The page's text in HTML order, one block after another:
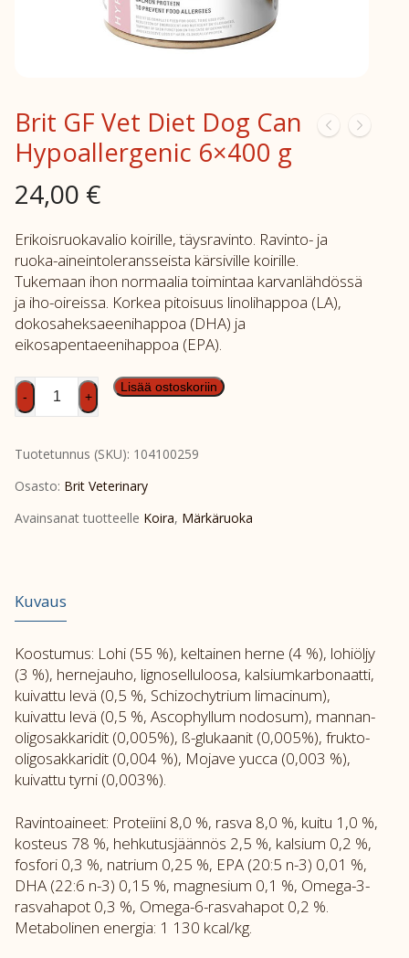
Brit GF Vet Diet Dog Can
Hypoallergenic 6×400 g
24,00 €
Erikoisruokavalio koirille, täysravinto. Ravinto- ja
ruoka-aineintoleransseista kärsiville koirille.
Tukemaan ihon normaalia toimintaa karvanlähdössä
ja iho-oireissa. Korkea pitoisuus linolihappoa (LA),
dokosaheksaeenihappoa (DHA) ja
eikosapentaeenihappoa (EPA).
Brit
GF
Diet
Dog
Hypoallergenic
määrä
- +
Lisää ostoskoriin
Tuotetunnus (SKU): 104100259
Osasto: Brit Veterinary
Avainsanat tuotteelle Koira, Märkäruoka
Kuvaus
Koostumus: Lohi (55 %), keltainen herne (4 %), lohiöljy
(3 %), hernejauho, lignoselluloosa, kalsiumkarbonaatti,
kuivattu levä (0,5 %, Schizochytrium limacinum),
kuivattu levä (0,5 %, Ascophyllum nodosum), mannan-
oligosakkaridit (0,005%), ß-glukaanit (0,005%), frukto-
oligosakkaridit (0,004 %), Mojave yucca (0,003 %),
kuivattu tyrni (0,003%).
Ravintoaineet: Proteiini 8,0 %, rasva 8,0 %, kuitu 1,0 %,
kosteus 78 %, hehkutusjäännös 2,5 %, kalsium 0,2 %,
fosfori 0,3 %, natrium 0,25 %, EPA (20:5 n-3) 0,01 %,
DHA (22:6 n-3) 0,15 %, magnesium 0,1 %, Omega-3-
rasvahapot 0,3 %, Omega-6-rasvahapot 0,2 %.
Metabolinen energia: 1 130 kcal/kg.